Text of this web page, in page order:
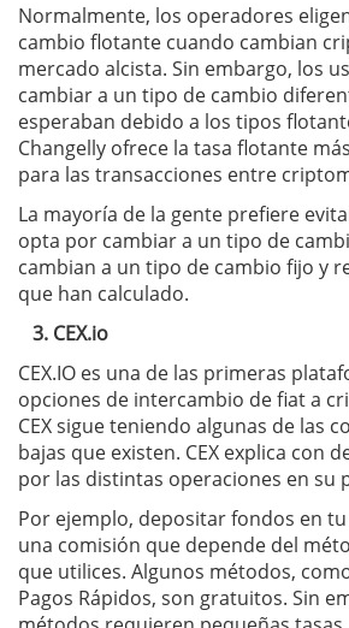
Normalmente, los operadores
cambio flotante cuando cambian
mercado alcista. Sin embargo, los
cambiar a un tipo de cambio
esperaban debido a los tipos
Changelly ofrece la tasa flotante
para las transacciones entre
La mayoría de la gente prefiere
opta por cambiar a un tipo de
cambian a un tipo de cambio fijo y
que han calculado.
3. CEX.io
CEX.IO es una de las primeras
opciones de intercambio de fiat a
CEX sigue teniendo algunas de las
bajas que existen. CEX explica con
por las distintas operaciones en su
Por ejemplo, depositar fondos en tu
una comisión que depende del
que utilices. Algunos métodos, como
Pagos Rápidos, son gratuitos. Sin